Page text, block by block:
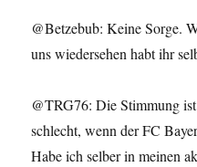
@Betzebub: Keine Sorge.
uns wiedersehen habt ihr
@TRG76: Die Stimmung
schlecht, wenn der FC
Habe ich selber in meinen